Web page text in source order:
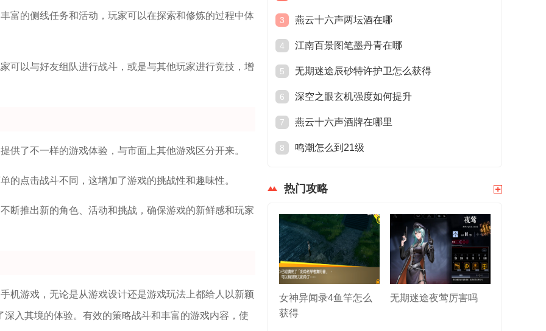
富的侧线任务和活动，玩家可以在探索和修炼的过程中体
可以与好友组队进行战斗，或是与其他玩家进行竞技，增
供了不一样的游戏体验，与市面上其他游戏区分开来。
的点击战斗不同，这增加了游戏的挑战性和趣味性。
断推出新的角色、活动和挑战，确保游戏的新鲜感和玩家
机游戏，无论是从游戏设计还是游戏玩法上都给人以新颖
入其境的体验。有效的策略战斗和丰富的游戏内容，使
3 燕云十六声两坛酒在哪
4 江南百景图笔墨丹青在哪
5 无期迷途辰砂特许护卫怎么获得
6 深空之眼玄机强度如何提升
7 燕云十六声酒牌在哪里
8 鸣潮怎么到21级
热门攻略
女神异闻录4鱼竿怎么
获得
无期迷途夜莺厉害吗